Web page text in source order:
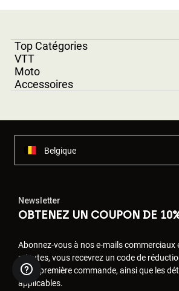
Top Catégories
VTT
Moto
Accessoires
Belgique
Newsletter
OBTENEZ UN COUPON DE
Abonnez-vous à nos e-mails commerciaux
minutes, vous recevrez un code de
votre première commande, ainsi que les
applicables.